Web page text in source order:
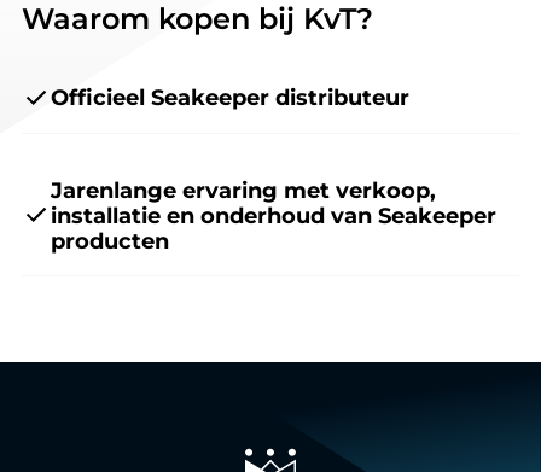
Waarom kopen bij KvT?
Officieel Seakeeper distributeur
Jarenlange ervaring met verkoop,
installatie en onderhoud van Seakeeper
producten